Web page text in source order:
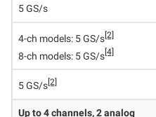
5 GS/s
4-ch models: 5 GS/s[2]
8-ch models: 5 GS/s[4]
5 GS/s[2]
Up to 4 channels, 2 analog